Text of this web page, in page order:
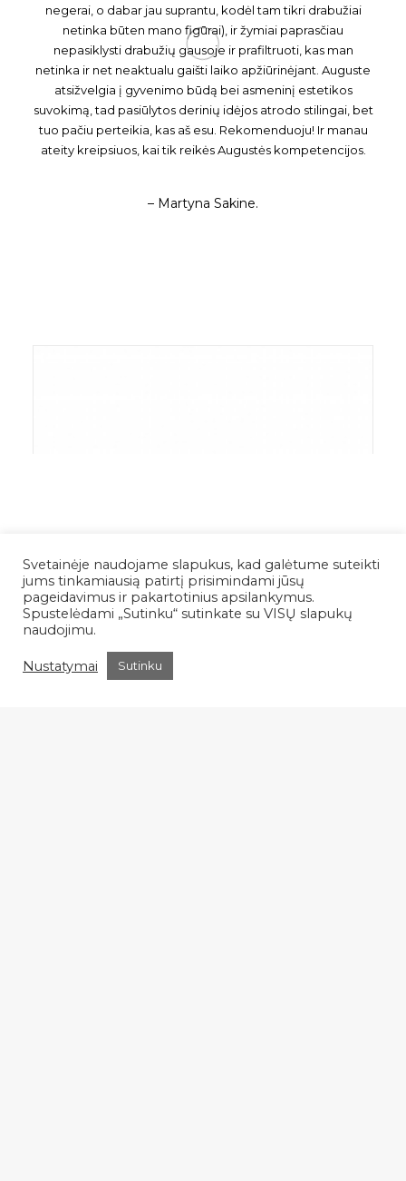
negerai, o dabar jau suprantu, kodėl tam tikri drabužiai
netinka būten mano figūrai), ir žymiai paprasčiau
nepasiklysti drabužių gausoje ir prafiltruoti, kas man
netinka ir net neaktualu gaišti laiko apžiūrinėjant. Auguste
atsižvelgia į gyvenimo būdą bei asmeninį estetikos
suvokimą, tad pasiūlytos derinių idėjos atrodo stilingai, bet
tuo pačiu perteikia, kas aš esu. Rekomenduoju! Ir manau
ateity kreipsiuos, kai tik reikės Augustės kompetencijos.
– Martyna Sakine.
Svetainėje naudojame slapukus, kad galėtume suteikti
jums tinkamiausią patirtį prisimindami jūsų
pageidavimus ir pakartotinius apsilankymus.
Spustelėdami „Sutinku“ sutinkate su VISŲ slapukų
naudojimu.
Nustatymai Sutinku